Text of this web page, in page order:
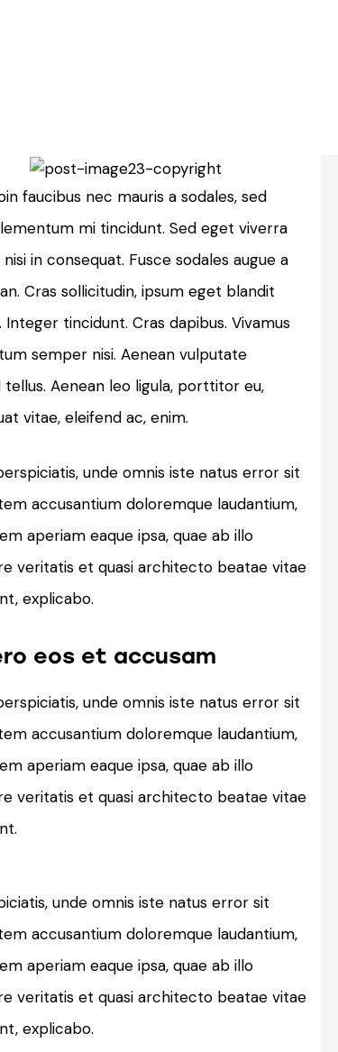
faucibus nec mauris a sodales, sed
mi tincidunt. Sed eget viverra
in consequat. Fusce sodales augue a
Cras sollicitudin, ipsum eget blandit
Integer tincidunt. Cras dapibus. Vivamus
semper nisi. Aenean vulputate
tellus. Aenean leo ligula, porttitor eu,
vitae, eleifend ac, enim.
unde omnis iste natus error sit
accusantium doloremque laudantium,
aperiam eaque ipsa, quae ab illo
veritatis et quasi architecto beatae vitae
explicabo.
eos et accusam
unde omnis iste natus error sit
accusantium doloremque laudantium,
aperiam eaque ipsa, quae ab illo
veritatis et quasi architecto beatae vitae
unde omnis iste natus error sit
accusantium doloremque laudantium,
aperiam eaque ipsa, quae ab illo
veritatis et quasi architecto beatae vitae
explicabo.